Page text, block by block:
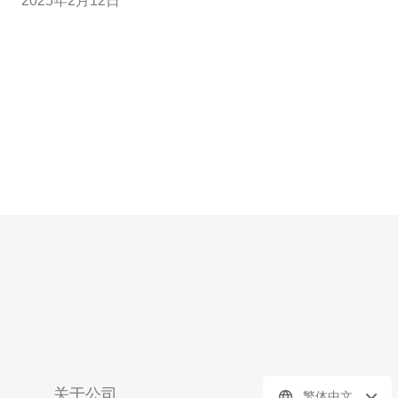
选择。本文将介绍美国境外云服务器的特点、优势以及适
关于公司